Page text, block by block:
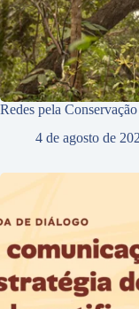
Redes pela
4 de agosto de